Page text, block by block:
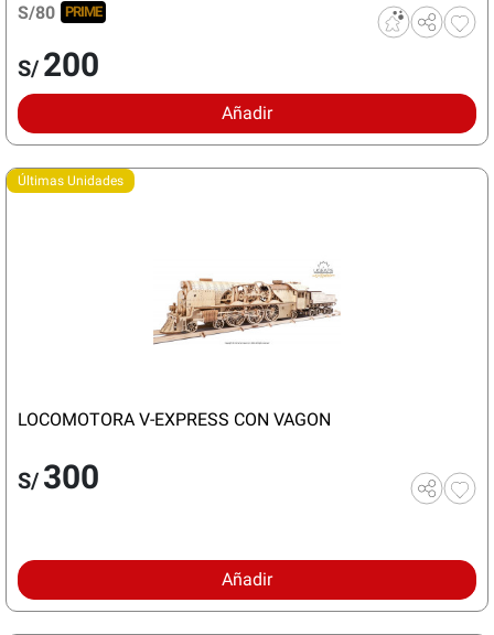
S/80 PRIME
S/ 200
Añadir
Últimas Unidades
LOCOMOTORA V-EXPRESS CON VAGON
S/ 300
Añadir